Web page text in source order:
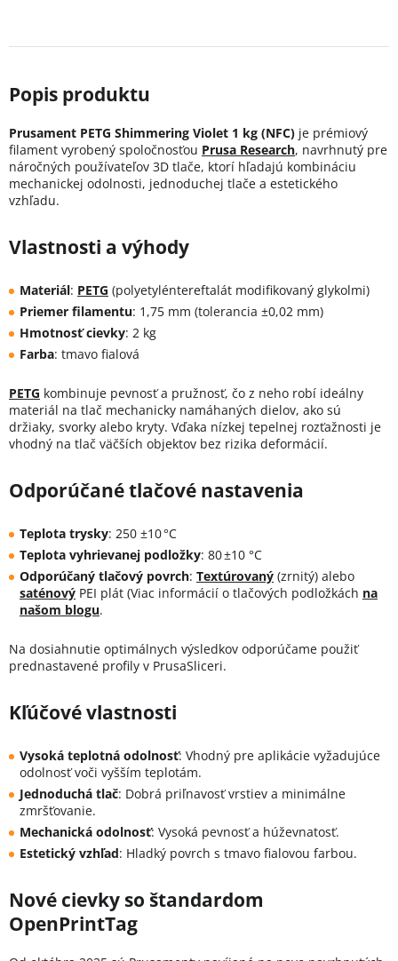
Prusament PETG Shimmering Violet 1 kg (NFC) je prémiový
filament vyrobený spoločnosťou Prusa Research, navrhnutý pre
náročných používateľov 3D tlače, ktorí hľadajú kombináciu
mechanickej odolnosti, jednoduchej tlače a estetického
vzhľadu.
Vlastnosti a výhody
Materiál: PETG (polyetyléntereftalát modifikovaný glykolmi)
Priemer filamentu: 1,75 mm (tolerancia ±0,02 mm)
Hmotnosť cievky: 2 kg
Farba: tmavo fialová
PETG kombinuje pevnosť a pružnosť, čo z neho robí ideálny
materiál na tlač mechanicky namáhaných dielov, ako sú
držiaky, svorky alebo kryty. Vďaka nízkej tepelnej rozťažnosti je
vhodný na tlač väčších objektov bez rizika deformácií.
Odporúčané tlačové nastavenia
Teplota trysky: 250 ±10 °C
Teplota vyhrievanej podložky: 80 ±10 °C
Odporúčaný tlačový povrch: Textúrovaný (zrnitý) alebo
saténový PEI plát (Viac informácií o tlačových podložkách na
našom blogu.
Na dosiahnutie optimálnych výsledkov odporúčame použiť
prednastavené profily v PrusaSliceri.
Kľúčové vlastnosti
Vysoká teplotná odolnosť: Vhodný pre aplikácie vyžadujúce
odolnosť voči vyšším teplotám.
Jednoduchá tlač: Dobrá priľnavosť vrstiev a minimálne
zmršťovanie.
Mechanická odolnosť: Vysoká pevnosť a húževnatosť.
Estetický vzhľad: Hladký povrch s tmavo fialovou farbou.
Nové cievky so štandardom
OpenPrintTag